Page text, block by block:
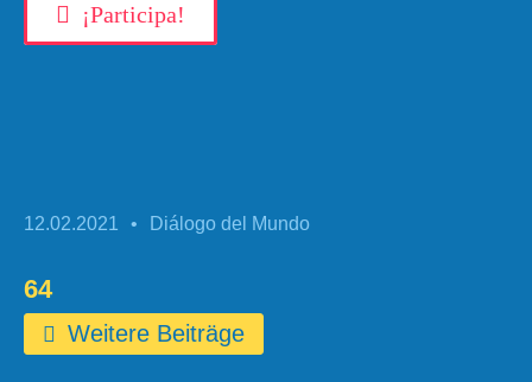
Contacto
¡Participa!
12.02.2021 • Diálogo del Mundo
64
Weitere Beiträge